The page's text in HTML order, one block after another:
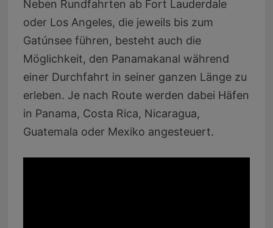
Neben Rundfahrten ab Fort Lauderdale
oder Los Angeles, die jeweils bis zum
Gatúnsee führen, besteht auch die
Möglichkeit, den Panamakanal während
einer Durchfahrt in seiner ganzen Länge zu
erleben. Je nach Route werden dabei Häfen
in Panama, Costa Rica, Nicaragua,
Guatemala oder Mexiko angesteuert.